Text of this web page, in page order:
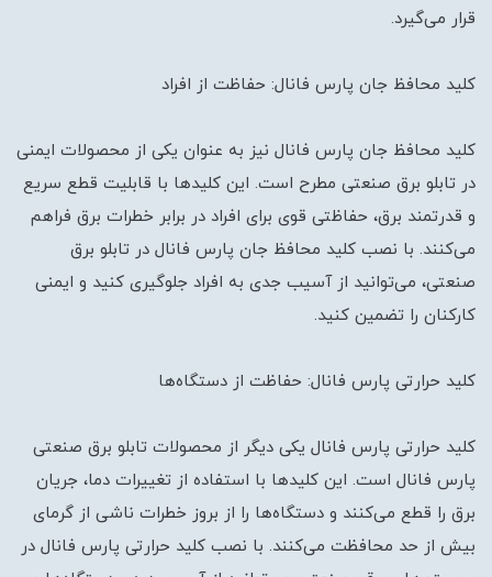
قرار می‌گیرد.
کلید محافظ جان پارس فانال: حفاظت از افراد
کلید محافظ جان پارس فانال نیز به عنوان یکی از محصولات ایمنی
در تابلو برق صنعتی مطرح است. این کلیدها با قابلیت قطع سریع
و قدرتمند برق، حفاظتی قوی برای افراد در برابر خطرات برق فراهم
می‌کنند. با نصب کلید محافظ جان پارس فانال در تابلو برق
صنعتی، می‌توانید از آسیب جدی به افراد جلوگیری کنید و ایمنی
کارکنان را تضمین کنید.
کلید حرارتی پارس فانال: حفاظت از دستگاه‌ها
کلید حرارتی پارس فانال یکی دیگر از محصولات تابلو برق صنعتی
پارس فانال است. این کلیدها با استفاده از تغییرات دما، جریان
برق را قطع می‌کنند و دستگاه‌ها را از بروز خطرات ناشی از گرمای
بیش از حد محافظت می‌کنند. با نصب کلید حرارتی پارس فانال در